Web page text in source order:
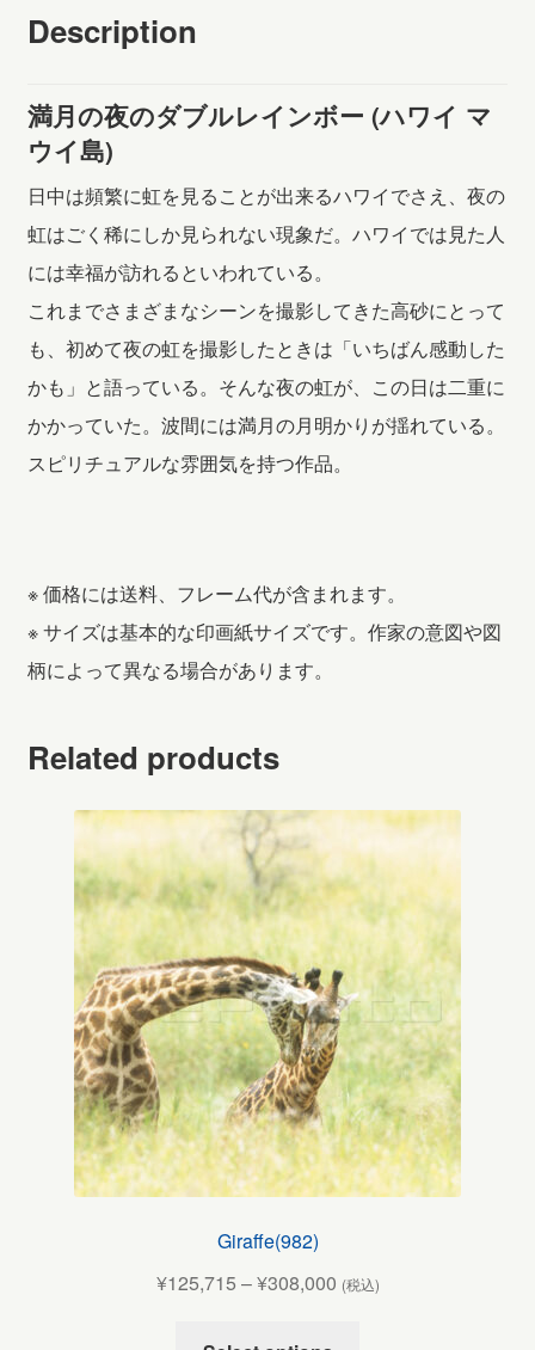
ー
quantity
Description
満月の夜のダブルレインボー (ハワイ マ
ウイ島)
日中は頻繁に虹を見ることが出来るハワイでさえ、夜の
虹はごく稀にしか見られない現象だ。ハワイでは見た人
には幸福が訪れるといわれている。
これまでさまざまなシーンを撮影してきた高砂にとって
も、初めて夜の虹を撮影したときは「いちばん感動した
かも」と語っている。そんな夜の虹が、この日は二重に
かかっていた。波間には満月の月明かりが揺れている。
スピリチュアルな雰囲気を持つ作品。
※ 価格には送料、フレーム代が含まれます。
※ サイズは基本的な印画紙サイズです。作家の意図や図
柄によって異なる場合があります。
Related products
Giraffe(982)
¥125,715 –¥308,000 (税込)